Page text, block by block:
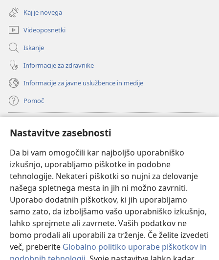
Nastavitve zasebnosti
Da bi vam omogočili kar najboljšo uporabniško
izkušnjo, uporabljamo piškotke in podobne
tehnologije. Nekateri piškotki so nujni za delovanje
našega spletnega mesta in jih ni možno zavrniti.
Uporabo dodatnih piškotkov, ki jih uporabljamo
samo zato, da izboljšamo vašo uporabniško izkušnjo,
lahko sprejmete ali zavrnete. Vaših podatkov ne
bomo prodali ali uporabili za trženje. Če želite izvedeti
več, preberite Globalno politiko uporabe piškotkov in
novo
okno)
Kaj je novega
Videoposnetki
Iskanje
Informacije za zdravnike
Informacije za javne uslužbence in medije
Pomoč
(odpre
novo
okno) Watchtowerjeva SPLETNA KNJIŽNICA™
(odpre
novo
okno) JW Hub
(odpre
novo
okno)JW Library
Watchtower Library